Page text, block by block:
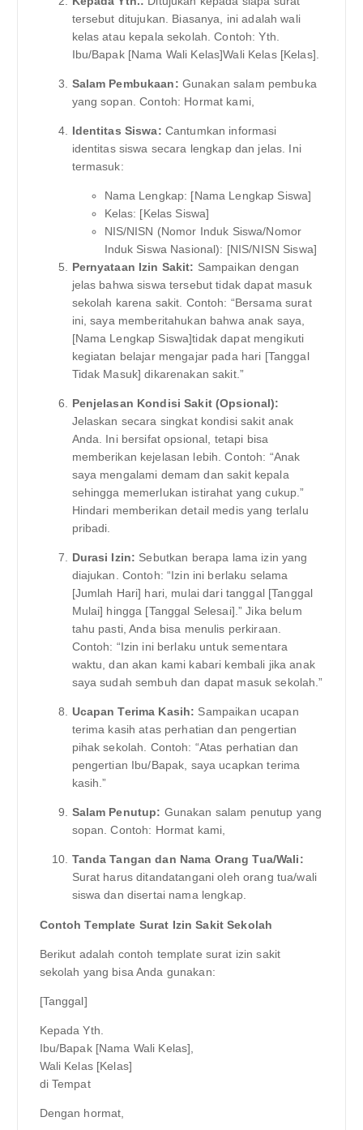
tersebut ditujukan. Biasanya, ini adalah wali
kelas atau kepala sekolah. Contoh: Yth.
Ibu/Bapak [Nama Wali Kelas]Wali Kelas [Kelas].
Salam Pembukaan: Gunakan salam pembuka
yang sopan. Contoh: Hormat kami,
Identitas Siswa: Cantumkan informasi
identitas siswa secara lengkap dan jelas. Ini
termasuk:
Nama Lengkap: [Nama Lengkap Siswa]
Kelas: [Kelas Siswa]
NIS/NISN (Nomor Induk Siswa/Nomor
Induk Siswa Nasional): [NIS/NISN Siswa]
Pernyataan Izin Sakit: Sampaikan dengan
jelas bahwa siswa tersebut tidak dapat masuk
sekolah karena sakit. Contoh: “Bersama surat
ini, saya memberitahukan bahwa anak saya,
[Nama Lengkap Siswa]tidak dapat mengikuti
kegiatan belajar mengajar pada hari [Tanggal
Tidak Masuk] dikarenakan sakit.”
Penjelasan Kondisi Sakit (Opsional):
Jelaskan secara singkat kondisi sakit anak
Anda. Ini bersifat opsional, tetapi bisa
memberikan kejelasan lebih. Contoh: “Anak
saya mengalami demam dan sakit kepala
sehingga memerlukan istirahat yang cukup.”
Hindari memberikan detail medis yang terlalu
pribadi.
Durasi Izin: Sebutkan berapa lama izin yang
diajukan. Contoh: “Izin ini berlaku selama
[Jumlah Hari] hari, mulai dari tanggal [Tanggal
Mulai] hingga [Tanggal Selesai].” Jika belum
tahu pasti, Anda bisa menulis perkiraan.
Contoh: “Izin ini berlaku untuk sementara
waktu, dan akan kami kabari kembali jika anak
saya sudah sembuh dan dapat masuk sekolah.”
Ucapan Terima Kasih: Sampaikan ucapan
terima kasih atas perhatian dan pengertian
pihak sekolah. Contoh: “Atas perhatian dan
pengertian Ibu/Bapak, saya ucapkan terima
kasih.”
Salam Penutup: Gunakan salam penutup yang
sopan. Contoh: Hormat kami,
Tanda Tangan dan Nama Orang Tua/Wali:
Surat harus ditandatangani oleh orang tua/wali
siswa dan disertai nama lengkap.
Contoh Template Surat Izin Sakit Sekolah
Berikut adalah contoh template surat izin sakit
sekolah yang bisa Anda gunakan:
[Tanggal]
Kepada Yth.
Ibu/Bapak [Nama Wali Kelas],
Wali Kelas [Kelas]
di Tempat
Dengan hormat,